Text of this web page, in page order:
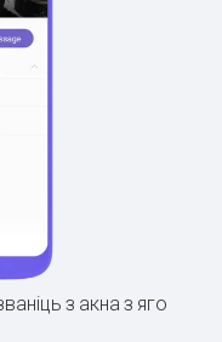
з акна з яго